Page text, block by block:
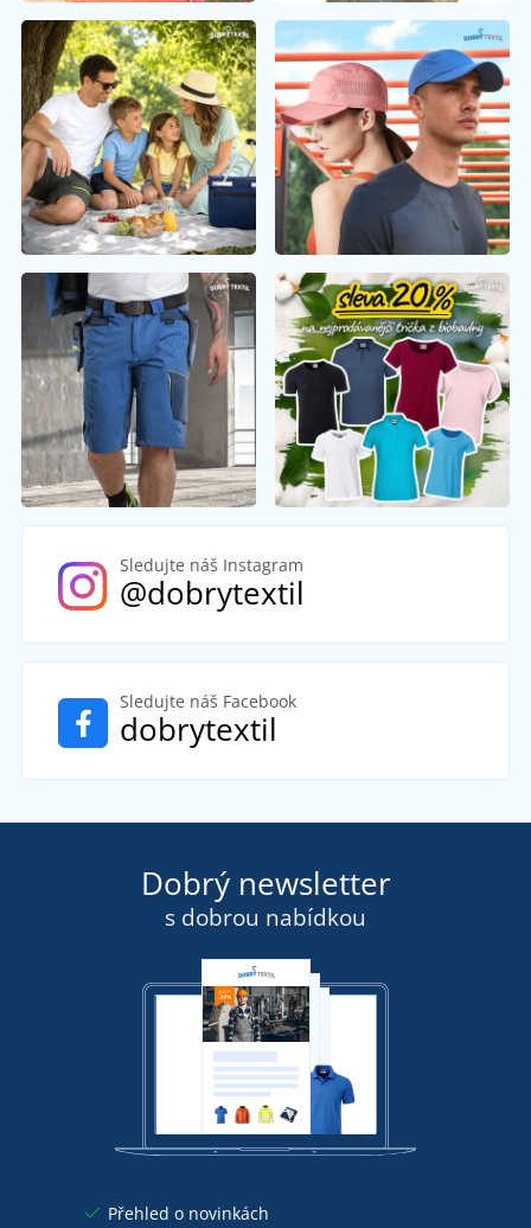
Sledujte náš Instagram
@dobrytextil
Sledujte náš Facebook
dobrytextil
Dobrý newsletter
s dobrou nabídkou
Přehled o novinkách